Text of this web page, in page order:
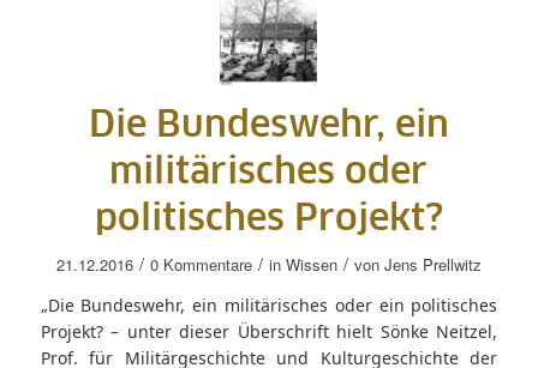
Die Bundeswehr, ein
militärisches oder
politisches Projekt?
21.12.2016 / 0 Kommentare / in Wissen / von Jens Prellwitz
„Die Bundeswehr, ein militärisches oder ein politisches
Projekt? – unter dieser Überschrift hielt Sönke Neitzel,
Prof. für Militärgeschichte und Kulturgeschichte der